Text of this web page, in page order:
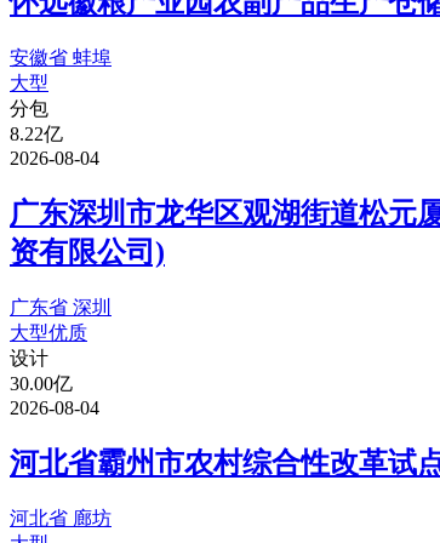
安徽省 蚌埠
大型
分包
8.22亿
2026-08-04
广东深圳市龙华区观湖街道松元
资有限公司)
广东省 深圳
大型优质
设计
30.00亿
2026-08-04
河北省霸州市农村综合性改革试
河北省 廊坊